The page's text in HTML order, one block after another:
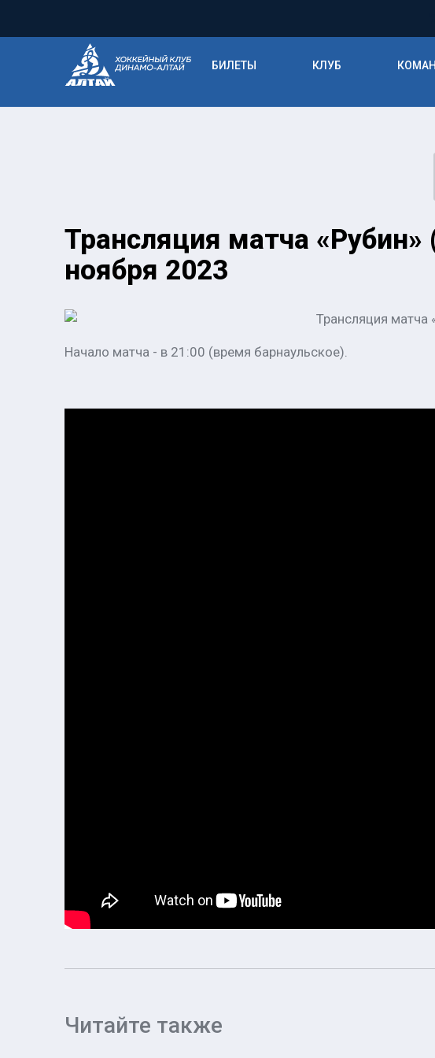
БИЛЕТЫ КЛУБ
Трансляция матча
ноября 2023
Трансляция
Начало матча - в 21:00 (время барнаульское).
Читайте также